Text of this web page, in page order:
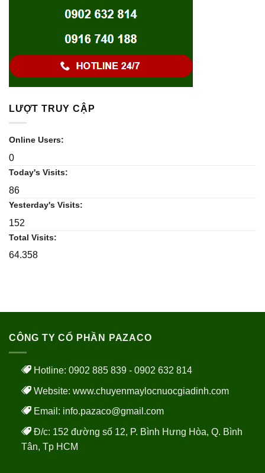
LƯỢT TRUY CẬP
Online Users:
0
Today's Visits:
86
Yesterday's Visits:
152
Total Visits:
64.358
CÔNG TY CỔ PHẦN PAZACO
Hotline: 0902 885 839 - 0902 632 814
Website: www.chuyenmaylocnuocgiadinh.com
Email: info.pazaco@gmail.com
Đ/c: 152 đường số 12, P. Bình Hưng Hòa, Q. Bình
Tân, Tp HCM